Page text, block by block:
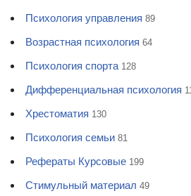
Психология управления 89
Возрастная психология 64
Психология спорта 128
Дифференциальная психология
Хрестоматия 130
Психология семьи 81
Рефераты Курсовые 199
Стимульный материал 49